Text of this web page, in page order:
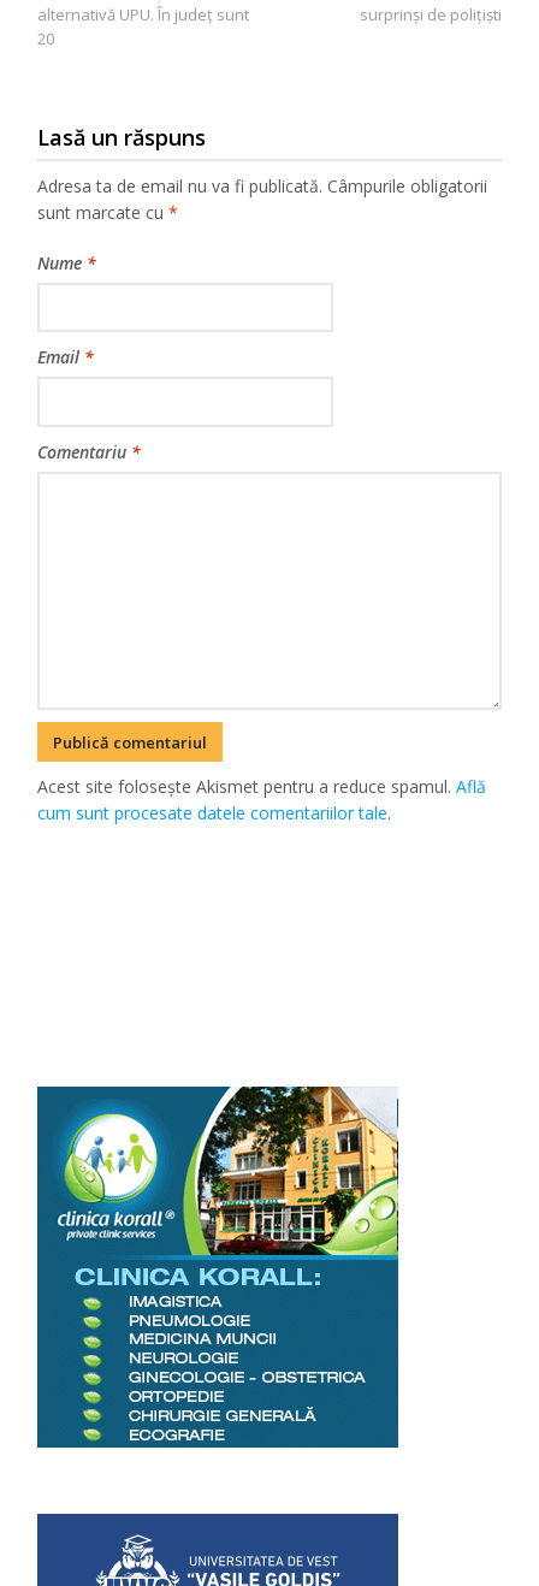
articole
surprinși de polițiști
alternativă UPU. În județ sunt
20
Lasă un răspuns
Adresa ta de email nu va fi publicată. Câmpurile obligatorii
sunt marcate cu*
Nume *
Email *
Comentariu *
Acest site folosește Akismet pentru a reduce spamul.Află
cum sunt procesate datele comentariilor tale.